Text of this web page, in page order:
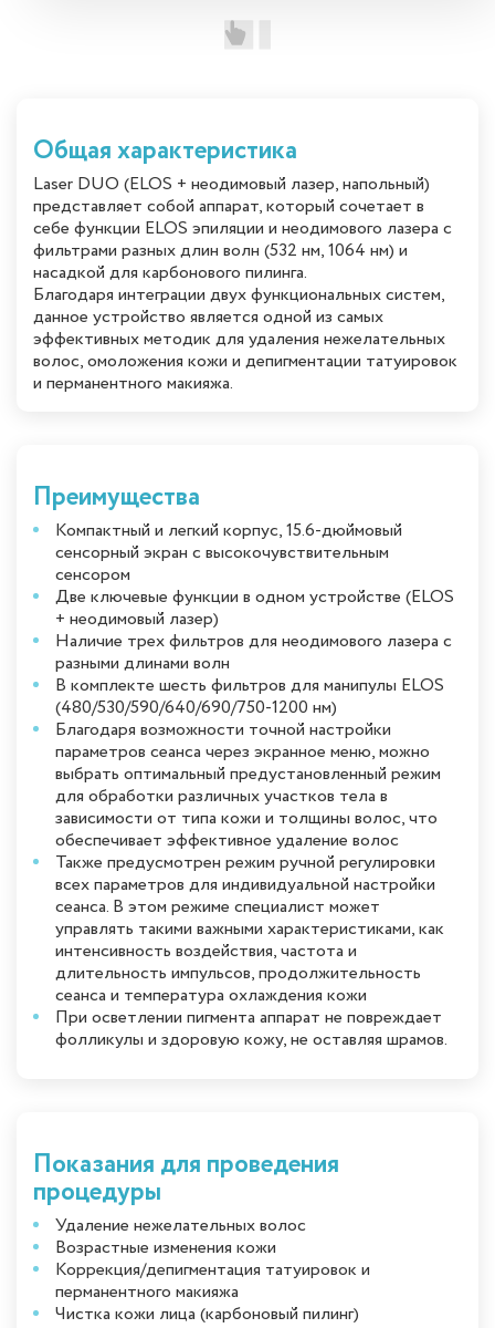
Общая характеристика
Laser DUO (ELOS + неодимовый лазер, напольный)
представляет собой аппарат, который сочетает в
себе функции ELOS эпиляции и неодимового лазера с
фильтрами разных длин волн (532 нм, 1064 нм) и
насадкой для карбонового пилинга.
Благодаря интеграции двух функциональных систем,
данное устройство является одной из самых
эффективных методик для удаления нежелательных
волос, омоложения кожи и депигментации татуировок
и перманентного макияжа.
Преимущества
Компактный и легкий корпус, 15.6-дюймовый
сенсорный экран с высокочувствительным
сенсором
Две ключевые функции в одном устройстве (ELOS
+ неодимовый лазер)
Наличие трех фильтров для неодимового лазера с
разными длинами волн
В комплекте шесть фильтров для манипулы ELOS
(480/530/590/640/690/750-1200 нм)
Благодаря возможности точной настройки
параметров сеанса через экранное меню, можно
выбрать оптимальный предустановленный режим
для обработки различных участков тела в
зависимости от типа кожи и толщины волос, что
обеспечивает эффективное удаление волос
Также предусмотрен режим ручной регулировки
всех параметров для индивидуальной настройки
сеанса. В этом режиме специалист может
управлять такими важными характеристиками, как
интенсивность воздействия, частота и
длительность импульсов, продолжительность
сеанса и температура охлаждения кожи
При осветлении пигмента аппарат не повреждает
фолликулы и здоровую кожу, не оставляя шрамов.
Показания для проведения
процедуры
Удаление нежелательных волос
Возрастные изменения кожи
Коррекция/депигментация татуировок и
перманентного макияжа
Чистка кожи лица (карбоновый пилинг)